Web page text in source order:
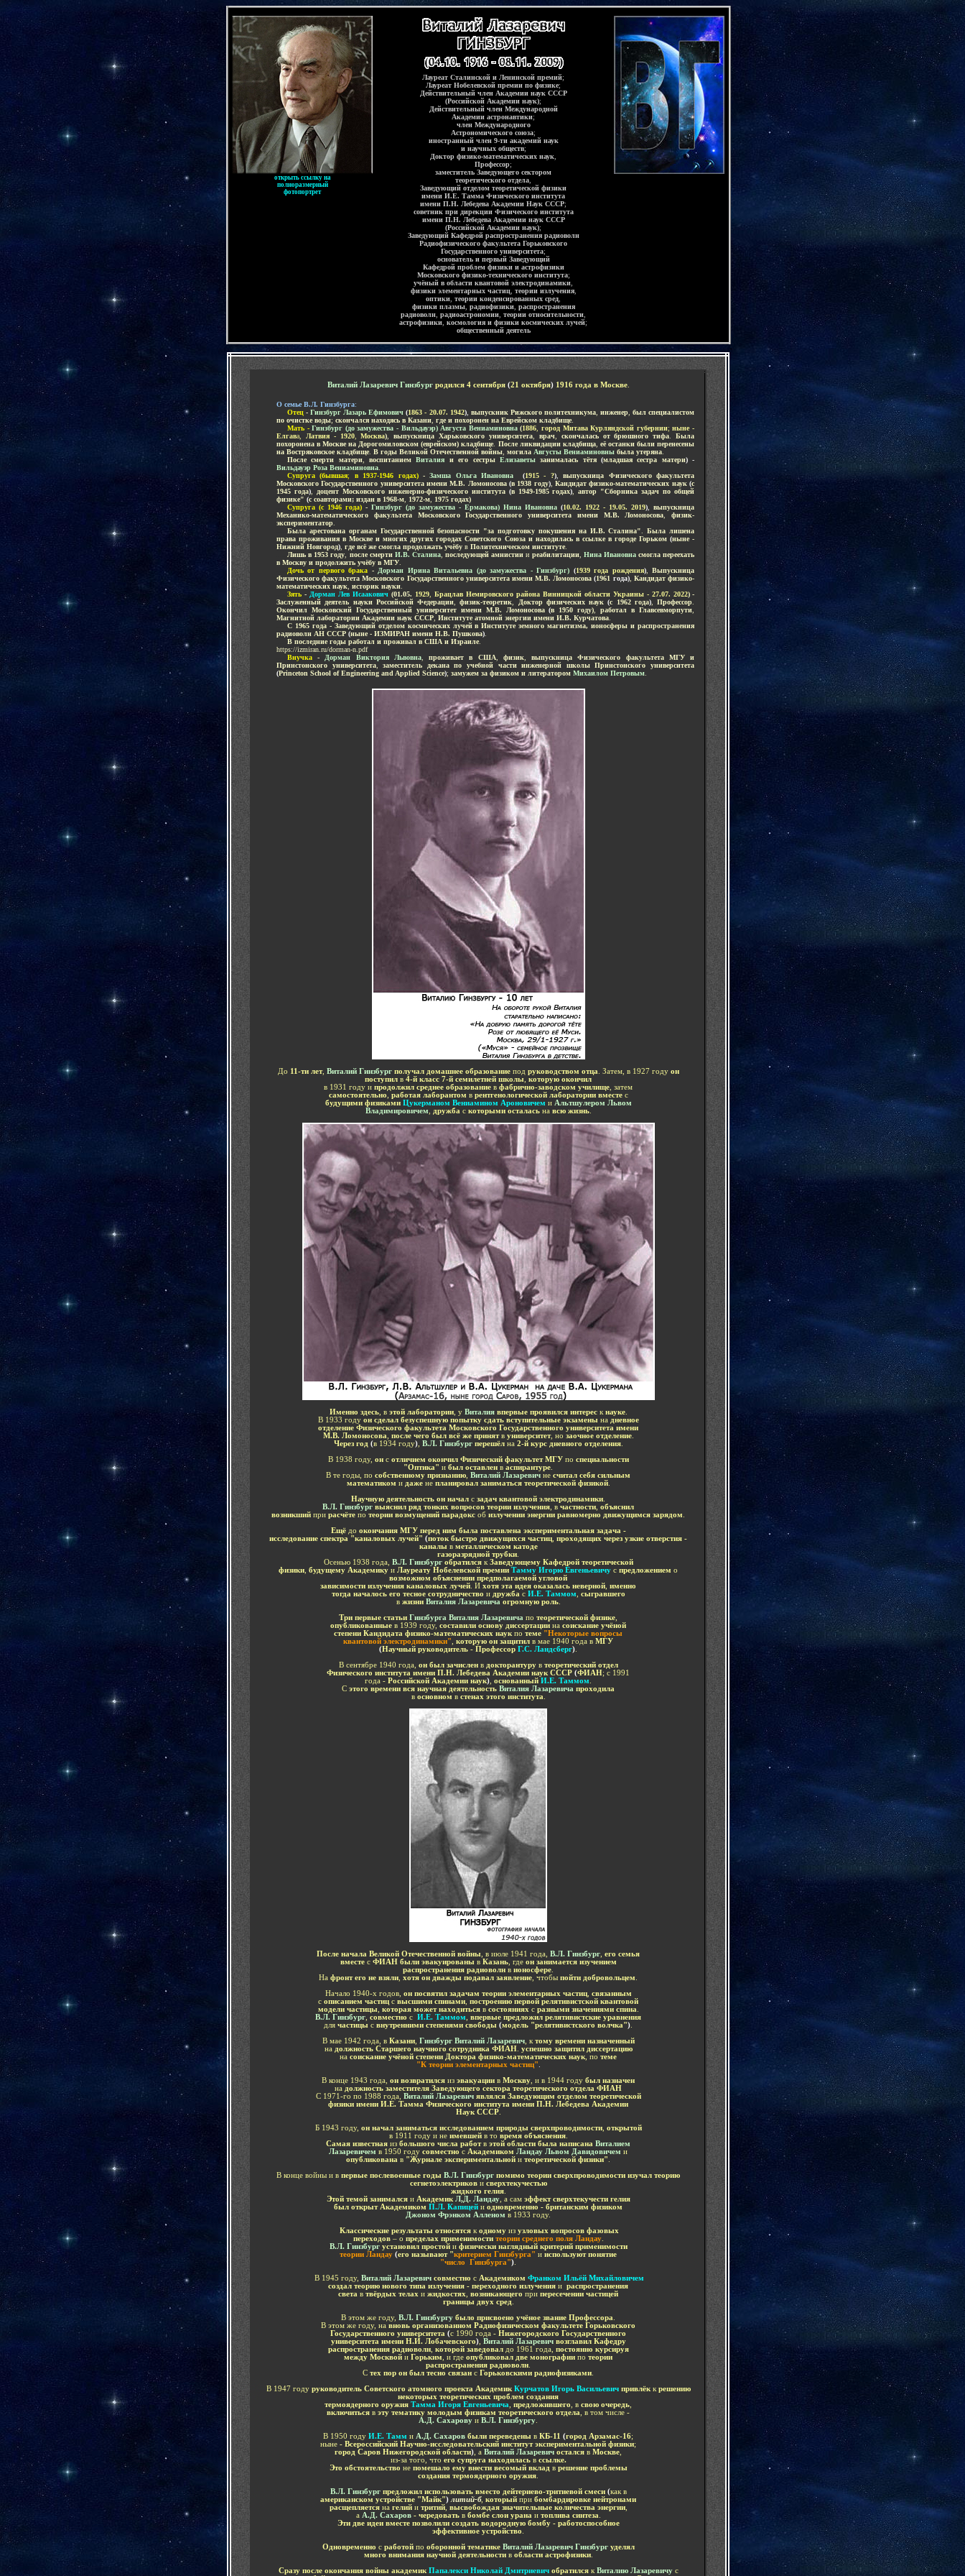
открыть ссылку на
полноразмерный
фотопортрет
Лауреат Сталинской и Ленинской премий;
Лауреат Нобелевской премии по физике;
Действительный член Академии наук СССР
(Российской Академии наук);
Действительный член Международной
Академии астронавтики;
член Международного
Астрономического союза;
иностранный член 9-ти академий наук
и научных обществ;
Доктор физико-математических наук
Профессор;
заместитель Заведующего сектором
теоретического отдела
Заведующий отделом теоретической физики
имени И.Е. Тамма Физического института
имени П.Н. Лебедева Академии Наук СССР;
советник при дирекции Физического института
имени П.Н. Лебедева Академии наук СССР
(Российской Академии наук);
Заведующий Кафедрой распространения радиоволн
Радиофизического факультета Горьковского
Государственного университета;
основатель и первый Заведующий
Кафедрой проблем физики и астрофизики
Московского физико-технического института;
учёный в области квантовой электродинамики
физики элементарных частиц, теории излучения,
оптики теории конденсированных сред
физики плазмы, радиофизики, распространения
радиоволн радиоастрономии теории относительности
астрофизики космология и физики космических лучей;
общественный деятель
-
Виталий Лазаревич Гинзбургродился 4 сентября (21 октября)1916 года в Москве.
О семье В.Л. Гинзбурга:
Отец -Гинзбург Лазарь Ефимович (1863 - 20.07. 1942), выпускник Рижского политехникума, инженер, был специалистом
по очистке воды; скончался находясь в Казани где и похоронен на Еврейском кладбище
Мать -Гинзбург (до замужества - Вильдауэр) Августа Вениаминовна(1886 ,город Митава Курляндской губернии; ныне -
Елгава, Латвия - 1920,Москва) ,выпускница Харьковского университета, врач, скончалась от брюшного тифа
Была
похоронена в Москве на Дорогомиловском (еврейском) кладбище
После ликвидации кладбища, её останки были перенесены
на Востряковское кладбище В годы Великой Отечественной войны могила Августы Вениаминовны была утеряна
После смерти матери,воспитаниемВиталия и его сестры Елизаветызанималась тётя (младшая сестра матери) -
Вильдауэр Роза Вениаминовна
Супруга (бывшая; в 1937-1946 годах)-Замша Ольга Ивановна(1915 - ?),
выпускница Физического факультета
Московского Государственного университета имени М.В. Ломоносова(в 1938 году), Кандидат физико-математических наук(с
1945 года), доцент Московского инженерно-физического института (в 1949-1985 годах)
автор "Сборника задач по общей
физике" (с соавторами; издан в 1968-м 1972-м
1975 годах)
Супруга (с 1946 года) - Гинзбург (до замужества - Ермакова) Нина Ивановна (10.02. 1922 - 19.05. 2019)
выпускница
Механико-математического факультета Московского Государственного университета имени М.В. Ломоносова
физик-
экспериментатор
Была арестована органам Государственной безопасности "за подготовку покушения на И.В. Сталина"
Была лишена
права проживания в Москве и многих других городах Советского Союза и находилась в ссылке в городе Горьком (ныне -
Нижний Новгород) где всё же смогла продолжать учёбу в Политехническом институте
Лишь в 1953 году после смерти И.В. Сталина,последующей амнистии и реабилитации, Нина Ивановнасмогла переехать
в Москву и продолжить учёбу в МГУ
Дочь от первого брака - Дорман Ирина Витальевна (до замужества - Гинзбург) (1939 года рождения),Выпускница
Физического факультетаМосковского Государственного университета имени М.В. Ломоносова (1961 года), Кандидат физико-
математических наук историк науки
Зять - Дорман Лев Исаакович (01.05. 1929 Брацлав Немировского района Винницкой области Украины - 27.07. 2022) -
Заслуженный деятель науки Российской Федерации ,физик-теоретик Доктор физических наук (с 1962 года), Профессор
Окончил Московский Государственный университет имени М.В. Ломоносова (в 1950 году) работал в Главсевморпути
Магнитной лаборатории Академии наук СССР Институте атомной энергии имени И.В. Курчатова
С 1965 года - Заведующий отделом космических лучей в Институте земного магнетизма, ионосферы и распространения
радиоволн АН СССР (ныне - ИЗМИРАН имени Н.В. Пушкова)
В последние годы работал и проживал в США и Израиле
https://izmiran.ru/dorman-n.pdf
Внучка- Дорман Виктория Львовна,проживает в США, физик,выпускница Физического факультета МГУ и
Принстонского университета,заместитель декана по учебной части инженерной школы Принстонского университета
(Princeton School of Engineering and Applied Science); замужем за физиком и литератором Михаилом Петровым
До 11-ти лет, Виталий Гинзбург получал домашнее образование под руководством отца Затем, в 1927 году он
поступил в 4-й класс 7-й семилетней школы которую окончил
в 1931 году и продолжил среднее образование в фабрично-заводском училище , затем
самостоятельно
работая лаборантом в рентгенологической лаборатории вместес
будущими физиками Цукерманом Вениамином Ароновичем и Альтшулером Львом
Владимировичем
дружба с которыми осталась на всю жизнь.
Именно здесь, в этой лаборатории, уВиталиявпервые проявился интереск науке.
В 1933 году он сделал безуспешную попытку сдать вступительные экзамены на дневное
отделение Физического факультета Московского Государственного университета имени
М.В. Ломоносова
после чего был всё же принятв университет, но заочное отделение.
Через год (в 1934 году), В.Л. Гинзбург перешёлна 2-й курс дневного отделения.
В 1938 году, он с отличием окончил Физический факультет МГУ по специальности
"Оптика" и был оставлен в аспирантуре
В те годы, по собственному признанию Виталий Лазаревич не считал себя сильным
математиком идаже непланировал заниматься теоретической физикой.
Научную деятельность он начал с задач квантовой электродинамики
В.Л. Гинзбург выяснил ряд тонких вопросов теории излучения , в частности объяснил
возникший при расчёте по теории возмущений парадокс об излучении энергии равномерно движущимся зарядом
Ещё до окончания МГУ перед ним была поставлена экспериментальная задача -
исследование спектра "каналовых лучей" (поток быстро движущихся частиц проходящих через узкие отверстия -
каналы в металлическом катоде
газоразрядной трубки
Осенью 1938 года, В.Л. Гинзбург обратился к Заведующему Кафедрой теоретической
физики будущему Академику и Лауреату Нобелевской премии Тамму Игорю Евгеньевичу с предложением о
возможном объяснении предполагаемой угловой
зависимости излучения каналовых лучей . И хотя эта идея оказалась неверной именно
тогда началось его тесное сотрудничество и дружба с И.Е. Таммом
сыгравшего
вжизни Виталия Лазаревича огромную роль.
Три первые статьи Гинзбурга Виталия Лазаревича по теоретической физике
опубликованные в 1939 году, составили основу диссертации на соискание учёной
степени Кандидата физико-математических наук по теме "Некоторые вопросы
квантовой электродинамики"
которую он защитил в мае 1940 года в МГУ
(Научный руководитель - Профессор Г.С. Ландсберг)
В сентябре 1940 года, он был зачисленвдокторантурув теоретический отдел
Физического института имени П.Н. Лебедева Академии наук СССР (ФИАН; с 1991
года - Российской Академии наук) основанный И.Е. Таммом
С этого времени вся научная деятельность Виталия Лазаревича проходила
в основном встенах этого института
После начала Великой Отечественной войны , в июле 1941 года, В.Л. Гинзбург его семья
вместе с ФИАН были эвакуированывКазань, гдеон занимается изучением
распространения радиоволн в ионосфере
На фронт его не взяли хотя он дважды подавал заявление , чтобы пойти добровольцем
Начало 1940-х годов, он посвятил задачам теории элементарных частиц, связанным
с описанием частиц с высшими спинами построению первой релятивистской квантовой
модели частицы, которая может находитьсявсостояниях с разными значениями спина
В.Л. Гинзбург совместно с И.Е. Таммом
впервые предложил релятивистские уравнения
для частицы с внутренними степенями свободы (модель "релятивистского волчка")
В мае 1942 года, вКазани, Гинзбург Виталий Лазаревич, к тому времени назначенный
на должность Старшего научного сотрудника ФИАН. успешно защитил диссертацию
на соискание учёной степени Доктора физико-математических наук , по теме
"К теории элементарных частиц"
В конце 1943 года, он возвратился из эвакуации в Москву , и в 1944 году был назначен
на должность заместителя Заведующего сектора теоретического отдела ФИАН
С 1971-го по 1988 года,
Виталий Лазаревичявлялся Заведующим отделом теоретической
физики имени И.Е. Тамма Физического института имени П.Н. Лебедева Академии
Наук СССР.
Б 1943 году, он начал заниматься исследованием природы сверхпроводимости, открытой
в 1911 году и неимевшейв то время объяснения.
Самая известная из большого числа работв этой области была написана Виталием
Лазаревичем в 1950 году совместно с Академиком Ландау Львом Давидовичем и
опубликована в "Журнале экспериментальной и теоретической физики"
В конце войны и в первые послевоенные годы В.Л. Гинзбург помимо теории сверхпроводимости изучал теорию
сегнетоэлектрикови сверхтекучестью
жидкого гелия.
Этой темой занималсяи Академик Л,Д. Ландау, а сам эффект сверхтекучести гелия
был открыт Академиком П.Л. Капицей и одновременно - британским физиком
Джоном Фрэнком Алленом в 1933 году.
Классические результаты относятся к одному из узловых вопросов фазовых
переходов – о пределах применимости теории среднего поля Ландау.
В.Л. Гинзбург установил простой и физически наглядный критерий применимости
теории Ландау (его называют "критерием Гинзбурга" и используют понятие
"число Гинзбурга")
В 1945 году, Виталий Лазаревич совместно с Академиком Франком Ильёй Михайловичем
создал теорию нового типа излучения - переходного излучения и распространения
света в твёрдых телах и жидкостях возникающего при пересечении частицей
границы двух сред
В этом же году, В.Л. Гинзбургу было присвоено учёное звание Профессора
В этом же году, на вновь организованном Радиофизическом факультете Горьковского
Государственного университета (с 1990 года - Нижегородского Государственного
университета имени Н.И. Лобачевского), Виталий Лазаревич возглавил Кафедру
распространения радиоволн, которой заведовал до 1961 года, постоянно курсируя
между Москвой и Горьким , и где опубликовал две монографии по теории
распространения радиоволн
С тех пор он был тесно связан с Горьковскими радиофизиками
В 1947 годуруководитель Советского атомного проекта Академик Курчатов Игорь Васильевич привлёк к решению
некоторых теоретических проблем создания
термоядерного оружия Тамма Игоря Евгеньевича предложившего , в свою очередь
включиться в эту тематику молодым физикам теоретического отдела , в том числе -
А.Д. Сахарову и В.Л. Гинзбургу
В 1950 году И.Е. Тамм и А.Д. Сахаров были переведены в КБ-11 (город Арзамас-16;
ныне - Всероссийский Научно-исследовательский институт экспериментальной физики;
город Саров Нижегородской области) , а Виталий Лазаревич остался в Москве
из-за того, что его супруга находилась в ссылке.
Это обстоятельство непомешало ему внести весомый вклад в решение проблемы
создания термоядерного оружия
В.Л. Гинзбург предложил использовать вместо дейтериево-тритиевой смеси (как в
американском устройстве "Майк") литий-б, который при бомбардировке нейтронами
расщепляется на гелий и тритий, высвобождая значительные количества энергии,
а А.Д. Сахаров- чередовать вбомбе слои урана и топлива синтеза
Эти две идеи вместе позволили создать водородную бомбу - работоспособное
эффективное устройство
Одновременно с работойпо оборонной тематике Виталий Лазаревич Гинзбург уделял
много внимания научной деятельностив области астрофизики.
Сразу после окончания войны академик Папалекси Николай Дмитриевич обратилсякВиталию Лазаревичус